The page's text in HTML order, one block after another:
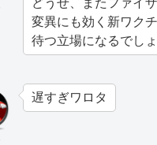
どうせ、またファイ
変異にも効く新ワク
待つ立場になるでしょ
遅すぎワロタ